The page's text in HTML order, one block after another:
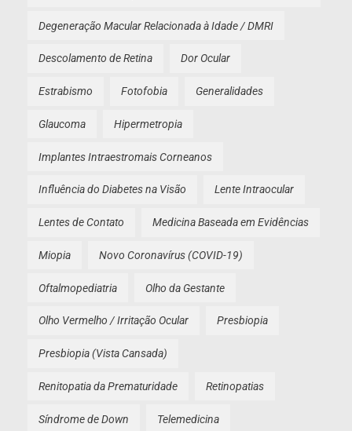
Degeneração Macular Relacionada à Idade / DMRI
Descolamento de Retina Dor Ocular
Estrabismo Fotofobia Generalidades
Glaucoma Hipermetropia
Implantes Intraestromais Corneanos
Influência do Diabetes na Visão Lente Intraocular
Lentes de Contato Medicina Baseada em Evidências
Miopia Novo Coronavírus (COVID-19)
Oftalmopediatria Olho da Gestante
Olho Vermelho / Irritação Ocular Presbiopia
Presbiopia (Vista Cansada)
Renitopatia da Prematuridade Retinopatias
Síndrome de Down Telemedicina